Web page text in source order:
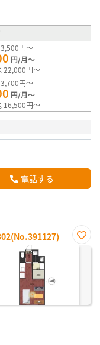
円～
円/月～
22,000円～
円～
円/月～
16,500円～
電話する
お気